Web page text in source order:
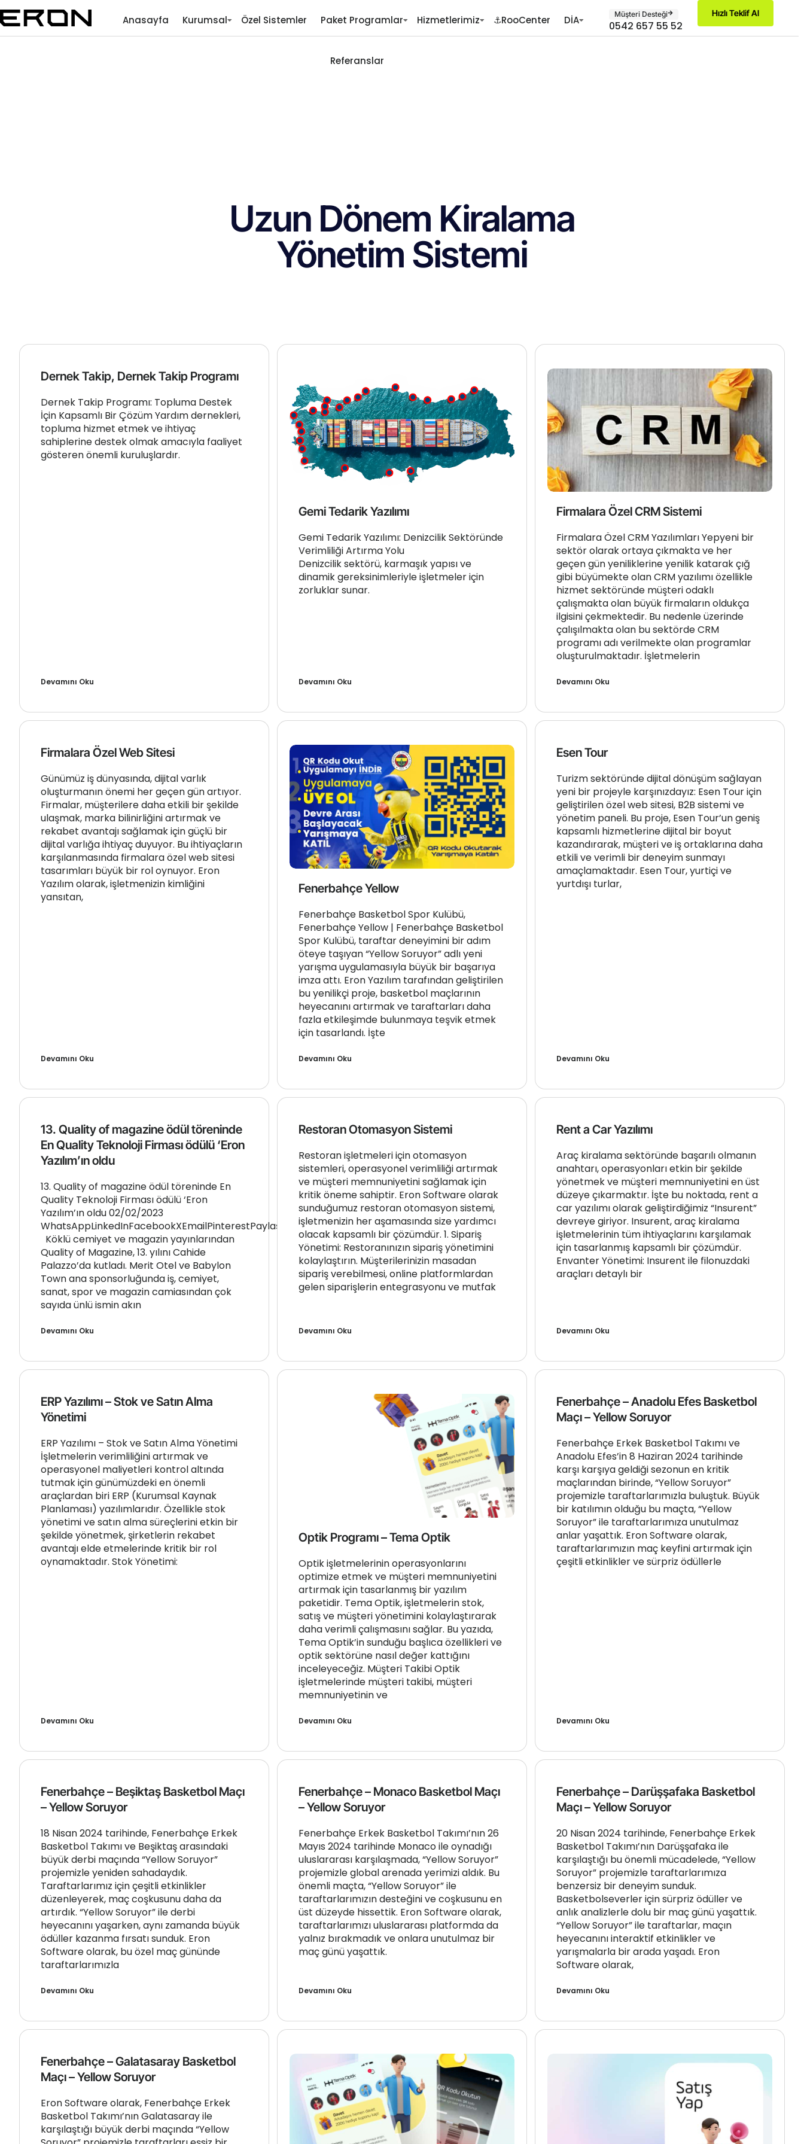
Anasayfa Kurumsal Özel Sistemler Paket Programlar Hizmetlerimiz ⚓RooCenter DİA
Referanslar
Müşteri Desteği
0542 657 55 52
Hızlı Teklif Al
Uzun Dönem Kiralama
Yönetim Sistemi
Dernek Takip, Dernek Takip Programı
Dernek Takip Programı: Topluma Destek
İçin Kapsamlı Bir Çözüm Yardım dernekleri,
topluma hizmet etmek ve ihtiyaç
sahiplerine destek olmak amacıyla faaliyet
gösteren önemli kuruluşlardır.
Devamını Oku
Gemi Tedarik Yazılımı
Gemi Tedarik Yazılımı: Denizcilik Sektöründe
Verimliliği Artırma Yolu
Denizcilik sektörü, karmaşık yapısı ve
dinamik gereksinimleriyle işletmeler için
zorluklar sunar.
Devamını Oku
Firmalara Özel CRM Sistemi
Firmalara Özel CRM Yazılımları Yepyeni bir
sektör olarak ortaya çıkmakta ve her
geçen gün yeniliklerine yenilik katarak çığ
gibi büyümekte olan CRM yazılımı özellikle
hizmet sektöründe müşteri odaklı
çalışmakta olan büyük firmaların oldukça
ilgisini çekmektedir. Bu nedenle üzerinde
çalışılmakta olan bu sektörde CRM
programı adı verilmekte olan programlar
oluşturulmaktadır. İşletmelerin
Devamını Oku
Firmalara Özel Web Sitesi
Günümüz iş dünyasında, dijital varlık
oluşturmanın önemi her geçen gün artıyor.
Firmalar, müşterilere daha etkili bir şekilde
ulaşmak, marka bilinirliğini artırmak ve
rekabet avantajı sağlamak için güçlü bir
dijital varlığa ihtiyaç duyuyor. Bu ihtiyaçların
karşılanmasında firmalara özel web sitesi
tasarımları büyük bir rol oynuyor. Eron
Yazılım olarak, işletmenizin kimliğini
yansıtan,
Devamını Oku
Fenerbahçe Yellow
Fenerbahçe Basketbol Spor Kulübü,
Fenerbahçe Yellow | Fenerbahçe Basketbol
Spor Kulübü, taraftar deneyimini bir adım
öteye taşıyan “Yellow Soruyor” adlı yeni
yarışma uygulamasıyla büyük bir başarıya
imza attı. Eron Yazılım tarafından geliştirilen
bu yenilikçi proje, basketbol maçlarının
heyecanını artırmak ve taraftarları daha
fazla etkileşimde bulunmaya teşvik etmek
için tasarlandı. İşte
Devamını Oku
Esen Tour
Turizm sektöründe dijital dönüşüm sağlayan
yeni bir projeyle karşınızdayız: Esen Tour için
geliştirilen özel web sitesi, B2B sistemi ve
yönetim paneli. Bu proje, Esen Tour’un geniş
kapsamlı hizmetlerine dijital bir boyut
kazandırarak, müşteri ve iş ortaklarına daha
etkili ve verimli bir deneyim sunmayı
amaçlamaktadır. Esen Tour, yurtiçi ve
yurtdışı turlar,
Devamını Oku
13. Quality of magazine ödül töreninde
En Quality Teknoloji Firması ödülü ‘Eron
Yazılım’ın oldu
13. Quality of magazine ödül töreninde En
Quality Teknoloji Firması ödülü ‘Eron
Yazılım’ın oldu 02/02/2023
WhatsAppLinkedInFacebookXEmailPinterestPaylaş
Köklü cemiyet ve magazin yayınlarından
Quality of Magazine, 13. yılını Cahide
Palazzo’da kutladı. Merit Otel ve Babylon
Town ana sponsorluğunda iş, cemiyet,
sanat, spor ve magazin camiasından çok
sayıda ünlü ismin akın
Devamını Oku
Restoran Otomasyon Sistemi
Restoran işletmeleri için otomasyon
sistemleri, operasyonel verimliliği artırmak
ve müşteri memnuniyetini sağlamak için
kritik öneme sahiptir. Eron Software olarak
sunduğumuz restoran otomasyon sistemi,
işletmenizin her aşamasında size yardımcı
olacak kapsamlı bir çözümdür. 1. Sipariş
Yönetimi: Restoranınızın sipariş yönetimini
kolaylaştırın. Müşterilerinizin masadan
sipariş verebilmesi, online platformlardan
gelen siparişlerin entegrasyonu ve mutfak
Devamını Oku
Rent a Car Yazılımı
Araç kiralama sektöründe başarılı olmanın
anahtarı, operasyonları etkin bir şekilde
yönetmek ve müşteri memnuniyetini en üst
düzeye çıkarmaktır. İşte bu noktada, rent a
car yazılımı olarak geliştirdiğimiz “Insurent”
devreye giriyor. Insurent, araç kiralama
işletmelerinin tüm ihtiyaçlarını karşılamak
için tasarlanmış kapsamlı bir çözümdür.
Envanter Yönetimi: Insurent ile filonuzdaki
araçları detaylı bir
Devamını Oku
ERP Yazılımı – Stok ve Satın Alma
Yönetimi
ERP Yazılımı – Stok ve Satın Alma Yönetimi
İşletmelerin verimliliğini artırmak ve
operasyonel maliyetleri kontrol altında
tutmak için günümüzdeki en önemli
araçlardan biri ERP (Kurumsal Kaynak
Planlaması) yazılımlarıdır. Özellikle stok
yönetimi ve satın alma süreçlerini etkin bir
şekilde yönetmek, şirketlerin rekabet
avantajı elde etmelerinde kritik bir rol
oynamaktadır. Stok Yönetimi:
Devamını Oku
Optik Programı – Tema Optik
Optik işletmelerinin operasyonlarını
optimize etmek ve müşteri memnuniyetini
artırmak için tasarlanmış bir yazılım
paketidir. Tema Optik, işletmelerin stok,
satış ve müşteri yönetimini kolaylaştırarak
daha verimli çalışmasını sağlar. Bu yazıda,
Tema Optik’in sunduğu başlıca özellikleri ve
optik sektörüne nasıl değer kattığını
inceleyeceğiz. Müşteri Takibi Optik
işletmelerinde müşteri takibi, müşteri
memnuniyetinin ve
Devamını Oku
Fenerbahçe – Anadolu Efes Basketbol
Maçı – Yellow Soruyor
Fenerbahçe Erkek Basketbol Takımı ve
Anadolu Efes’in 8 Haziran 2024 tarihinde
karşı karşıya geldiği sezonun en kritik
maçlarından birinde, “Yellow Soruyor”
projemizle taraftarlarımızla buluştuk. Büyük
bir katılımın olduğu bu maçta, “Yellow
Soruyor” ile taraftarlarımıza unutulmaz
anlar yaşattık. Eron Software olarak,
taraftarlarımızın maç keyfini artırmak için
çeşitli etkinlikler ve sürpriz ödüllerle
Devamını Oku
Fenerbahçe – Beşiktaş Basketbol Maçı
– Yellow Soruyor
18 Nisan 2024 tarihinde, Fenerbahçe Erkek
Basketbol Takımı ve Beşiktaş arasındaki
büyük derbi maçında “Yellow Soruyor”
projemizle yeniden sahadaydık.
Taraftarlarımız için çeşitli etkinlikler
düzenleyerek, maç coşkusunu daha da
artırdık. “Yellow Soruyor” ile derbi
heyecanını yaşarken, aynı zamanda büyük
ödüller kazanma fırsatı sunduk. Eron
Software olarak, bu özel maç gününde
taraftarlarımızla
Devamını Oku
Fenerbahçe – Monaco Basketbol Maçı
– Yellow Soruyor
Fenerbahçe Erkek Basketbol Takımı’nın 26
Mayıs 2024 tarihinde Monaco ile oynadığı
uluslararası karşılaşmada, “Yellow Soruyor”
projemizle global arenada yerimizi aldık. Bu
önemli maçta, “Yellow Soruyor” ile
taraftarlarımızın desteğini ve coşkusunu en
üst düzeyde hissettik. Eron Software olarak,
taraftarlarımızı uluslararası platformda da
yalnız bırakmadık ve onlara unutulmaz bir
maç günü yaşattık.
Devamını Oku
Fenerbahçe – Darüşşafaka Basketbol
Maçı – Yellow Soruyor
20 Nisan 2024 tarihinde, Fenerbahçe Erkek
Basketbol Takımı’nın Darüşşafaka ile
karşılaştığı bu önemli mücadelede, “Yellow
Soruyor” projemizle taraftarlarımıza
benzersiz bir deneyim sunduk.
Basketbolseverler için sürpriz ödüller ve
anlık analizlerle dolu bir maç günü yaşattık.
“Yellow Soruyor” ile taraftarlar, maçın
heyecanını interaktif etkinlikler ve
yarışmalarla bir arada yaşadı. Eron
Software olarak,
Devamını Oku
Fenerbahçe – Galatasaray Basketbol
Maçı – Yellow Soruyor
Eron Software olarak, Fenerbahçe Erkek
Basketbol Takımı’nın Galatasaray ile
karşılaştığı büyük derbi maçında “Yellow